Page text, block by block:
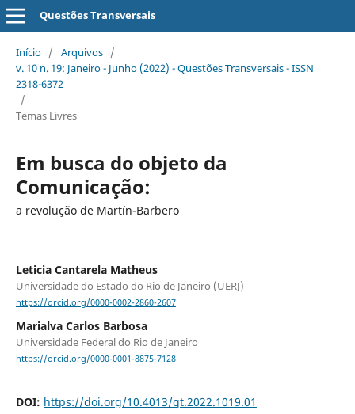
Questões Transversais
Início / Arquivos /
v. 10 n. 19: Janeiro - Junho (2022) - Questões Transversais - ISSN
2318-6372
/
Temas Livres
Em busca do objeto da
Comunicação:
a revolução de Martín-Barbero
Leticia Cantarela Matheus
Universidade do Estado do Rio de Janeiro (UERJ)
https://orcid.org/0000-0002-2860-2607
Marialva Carlos Barbosa
Universidade Federal do Rio de Janeiro
https://orcid.org/0000-0001-8875-7128
DOI: https://doi.org/10.4013/qt.2022.1019.01